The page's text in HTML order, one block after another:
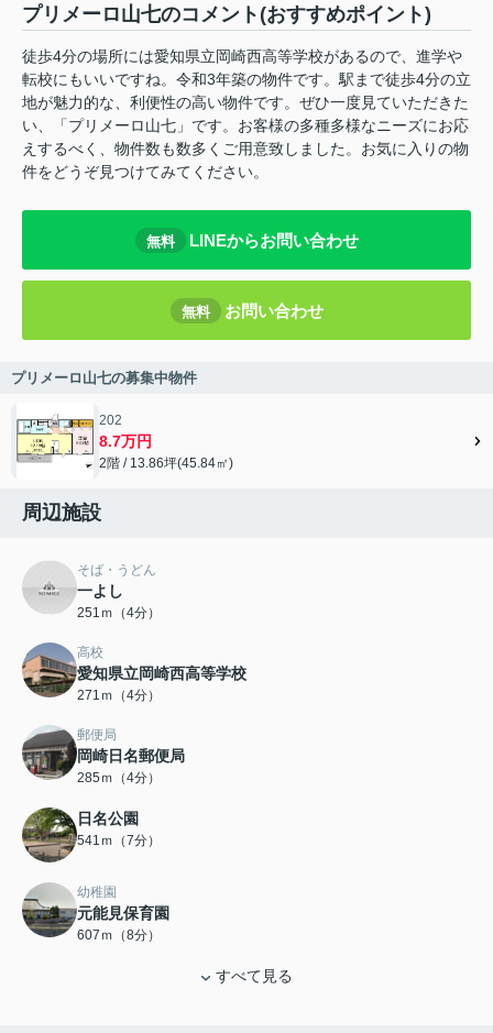
プリメーロ山七のコメント(おすすめポイント)
徒歩4分の場所には愛知県立岡崎西高等学校があるので、進学や
転校にもいいですね。令和3年築の物件です。駅まで徒歩4分の立
地が魅力的な、利便性の高い物件です。ぜひ一度見ていただきた
い、「プリメーロ山七」です。お客様の多種多様なニーズにお応
えするべく、物件数も数多くご用意致しました。お気に入りの物
件をどうぞ見つけてみてください。
無料 LINEからお問い合わせ
無料 お問い合わせ
プリメーロ山七の募集中物件
202
8.7万円
2階 / 13.86坪(45.84㎡)
周辺施設
そば・うどん
一よし
251ｍ（4分）
高校
愛知県立岡崎西高等学校
271ｍ（4分）
郵便局
岡崎日名郵便局
285ｍ（4分）
日名公園
541ｍ（7分）
幼稚園
元能見保育園
607ｍ（8分）
すべて見る